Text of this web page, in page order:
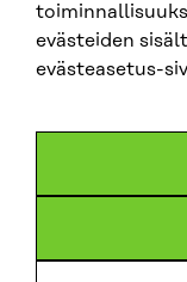
evästeiden
evästeasetus-
LinkedIn
Instagram